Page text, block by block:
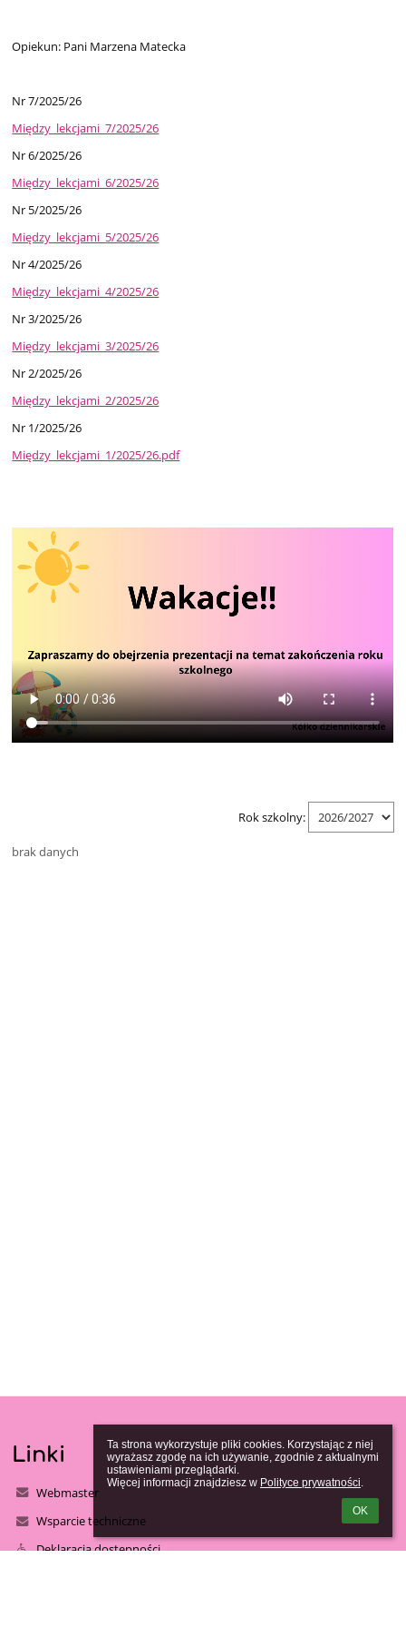
Ta strona wykorzystuje pliki cookies. Korzystając z niej
wyrażasz zgodę na ich używanie, zgodnie z aktualnymi
ustawieniami przeglądarki.
Więcej informacji znajdziesz w Polityce prywatności.
OK
Opiekun: Pani Marzena Matecka
Nr 7/2025/26
Między_lekcjami_7/2025/26
Nr 6/2025/26
Między_lekcjami_6/2025/26
Nr 5/2025/26
Między_lekcjami_5/2025/26
Nr 4/2025/26
Między_lekcjami_4/2025/26
Nr 3/2025/26
Między_lekcjami_3/2025/26
Nr 2/2025/26
Między_lekcjami_2/2025/26
Nr 1/2025/26
Między_lekcjami_1/2025/26.pdf
Rok szkolny:
brak danych
Linki
Webmaster
Wsparcie techniczne
Deklaracja dostępności